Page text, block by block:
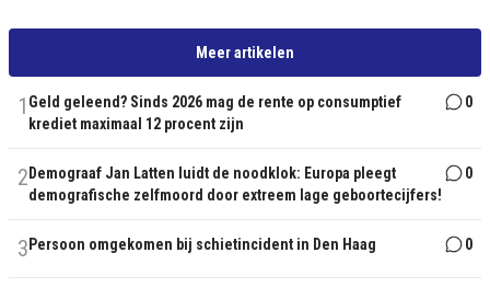
Meer artikelen
1 Geld geleend? Sinds 2026 mag de rente op consumptief
krediet maximaal 12 procent zijn
0
2 Demograaf Jan Latten luidt de noodklok: Europa pleegt
demografische zelfmoord door extreem lage geboortecijfers!
0
3 Persoon omgekomen bij schietincident in Den Haag 0